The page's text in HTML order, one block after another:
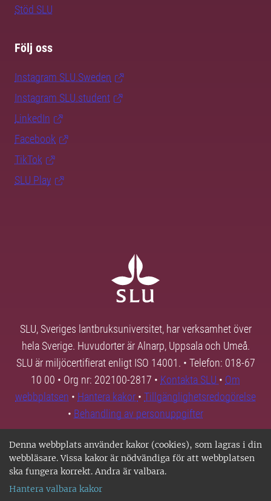
Denna webbplats använder kakor (cookies), som lagras i din
webbläsare. Vissa kakor är nödvändiga för att webbplatsen
ska fungera korrekt. Andra är valbara.
Hantera valbara kakor
Stöd SLU
Följ oss
Instagram SLU.Sweden
Instagram SLU.student
LinkedIn
Facebook
TikTok
SLU Play
SLU, Sveriges lantbruksuniversitet, har verksamhet över
hela Sverige. Huvudorter är Alnarp, Uppsala och Umeå.
SLU är miljöcertifierat enligt ISO 14001. • Telefon: 018-67
10 00 • Org nr: 202100-2817 • Kontakta SLU • Om
webbplatsen • Hantera kakor • Tillgänglighetsredogörelse
• Behandling av personuppgifter